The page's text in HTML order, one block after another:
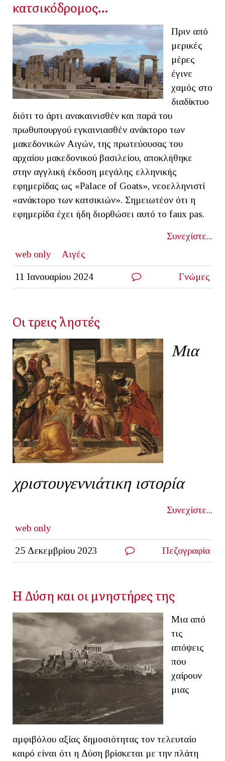
κατσικόδρομος…
Πριν από
μερικές
μέρες
έγινε
χαμός στο
διαδίκτυο
διότι το άρτι ανακαινισθέν και παρά του
πρωθυπουργού εγκαινιασθέν ανάκτορο των
μακεδονικών Αιγών, της πρωτεύουσας του
αρχαίου μακεδονικού βασιλείου, αποκλήθηκε
στην αγγλική έκδοση μεγάλης ελληνικής
εφημερίδας ως «Palace of Goats», νεοελληνιστί
«ανάκτορο των κατσικιών». Σημειωτέον ότι η
εφημερίδα έχει ήδη διορθώσει αυτό το faux pas.
Συνεχίστε...
web only
Αιγές
11 Ιανουαρίου 2024 Γνώμες
Οι τρεις ληστές
Μια
χριστουγεννιάτικη ιστορία
Συνεχίστε...
web only
25 Δεκεμβρίου 2023 Πεζογραφία
Η Δύση και οι μνηστήρες της
Μια από
τις
απόψεις
που
χαίρουν
μιας
αμφιβόλου αξίας δημοσιότητας τον τελευταίο
καιρό είναι ότι η Δύση βρίσκεται με την πλάτη